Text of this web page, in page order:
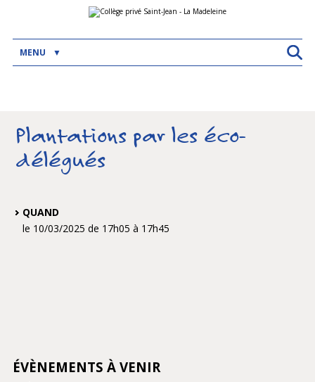
|
AllerMENU
Plantations par les éco-
délégués
QUAND
le 10/03/2025 de 17h05 à 17h45
NAVIGATION
ÉVÈNEMENTS À VENIR